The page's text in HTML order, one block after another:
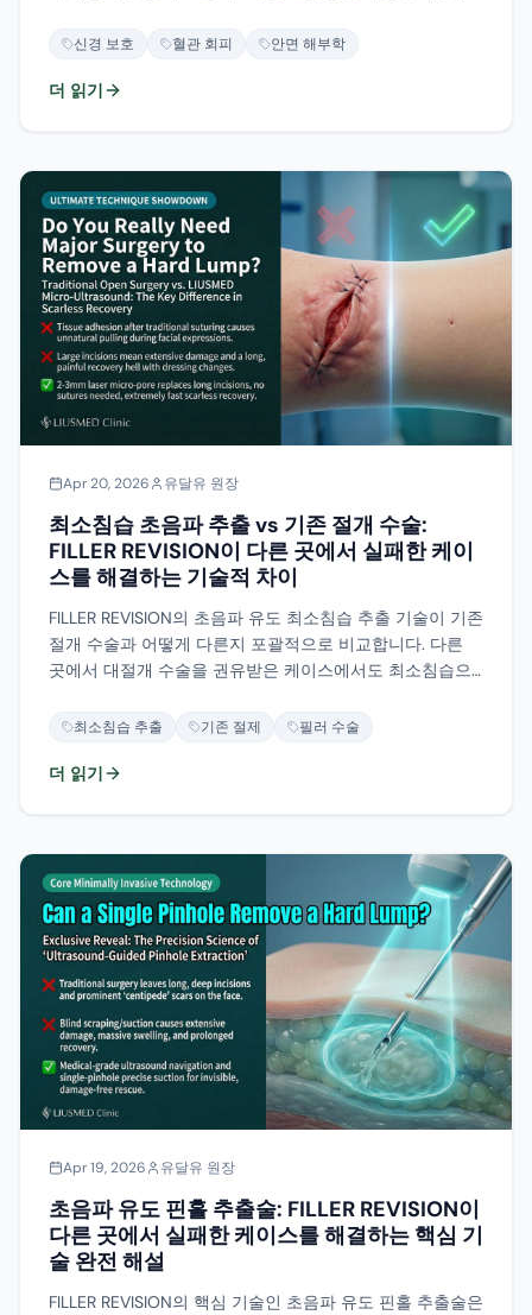
신경 보호 혈관 회피 안면 해부학
더 읽기
Apr 20, 2026 유달유 원장
최소침습 초음파 추출 vs 기존 절개 수술:
FILLER REVISION이 다른 곳에서 실패한 케이
스를 해결하는 기술적 차이
FILLER REVISION의 초음파 유도 최소침습 추출 기술이 기존
절개 수술과 어떻게 다른지 포괄적으로 비교합니다. 다른
곳에서 대절개 수술을 권유받은 케이스에서도 최소침습으
최소침습 추출 기존 절제 필러 수술
더 읽기
Apr 19, 2026 유달유 원장
초음파 유도 핀홀 추출술: FILLER REVISION이
다른 곳에서 실패한 케이스를 해결하는 핵심 기
술 완전 해설
FILLER REVISION의 핵심 기술인 초음파 유도 핀홀 추출술은